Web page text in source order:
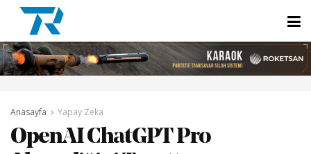
Anasayfa Yapay Zeka
OpenAI ChatGPT Pro